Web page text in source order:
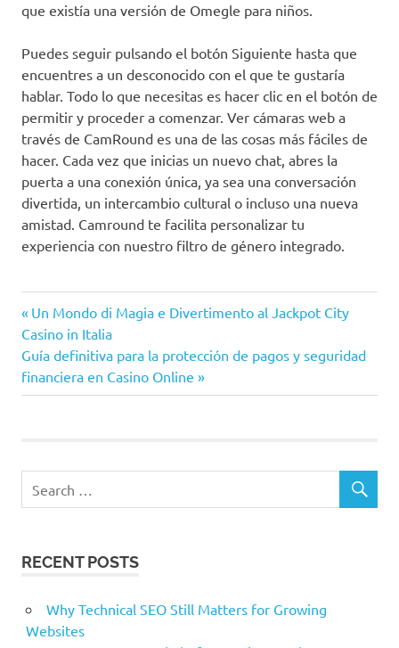
que existía una versión de Omegle para niños.
Puedes seguir pulsando el botón Siguiente hasta que
encuentres a un desconocido con el que te gustaría
hablar. Todo lo que necesitas es hacer clic en el botón de
permitir y proceder a comenzar. Ver cámaras web a
través de CamRound es una de las cosas más fáciles de
hacer. Cada vez que inicias un nuevo chat, abres la
puerta a una conexión única, ya sea una conversación
divertida, un intercambio cultural o incluso una nueva
amistad. Camround te facilita personalizar tu
experiencia con nuestro filtro de género integrado.
Post
navigation
Previous
Post:
Un Mondo di Magia e Divertimento al Jackpot City
Casino in Italia
Next
Post:
Guía definitiva para la protección de pagos y seguridad
financiera en Casino Online
RECENT POSTS
Why Technical SEO Still Matters for Growing
Websites